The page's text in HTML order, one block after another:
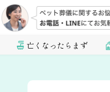
亡くなったらまず